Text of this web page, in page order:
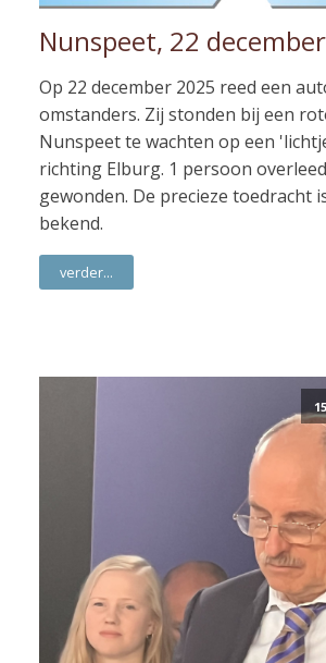
Nunspeet, 22
Op 22 december 2025 reed een
omstanders. Zij stonden bij een
Nunspeet te wachten op een
richting Elburg. 1 persoon
gewonden. De precieze toedracht
bekend.
verder...